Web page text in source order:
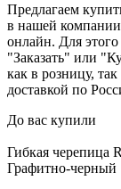
Предлагаем
в нашей
онлайн. Для
"Заказать" или
как в розницу,
доставкой по
До вас купили
Гибкая
Графитно-черный